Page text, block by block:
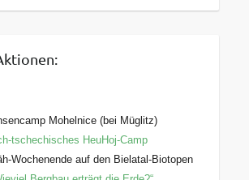
Mohelnice (bei Müglitz)
tschechisches HeuHoj-Camp
Wochenende auf den Bielatal-Biotopen